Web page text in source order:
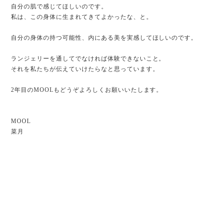
自分の肌で感じてほしいのです。
私は、この身体に生まれてきてよかったな、と。
自分の身体の持つ可能性、内にある美を実感してほしいのです。
ランジェリーを通してでなければ体験できないこと。
それを私たちが伝えていけたらなと思っています。
2年目のMOOLもどうぞよろしくお願いいたします。
MOOL
菜月